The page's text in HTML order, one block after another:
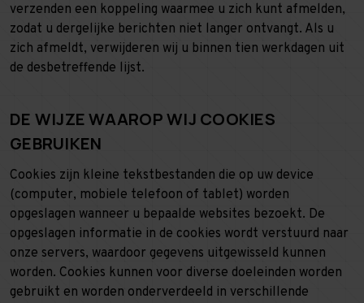
verzenden een koppeling waarmee u zich kunt afmelden,
zodat u dergelijke berichten niet langer ontvangt. Als u
zich afmeldt, verwijderen wij u binnen tien werkdagen uit
de desbetreffende lijst.
DE WIJZE WAAROP WIJ COOKIES
GEBRUIKEN
Cookies zijn kleine tekstbestanden die op uw device
(computer, mobiele telefoon of tablet) worden
opgeslagen wanneer u bepaalde websites bezoekt. De
opgeslagen informatie in de cookies wordt verstuurd naar
onze servers, waardoor gegevens uitgewisseld kunnen
worden. Cookies kunnen voor diverse doeleinden worden
gebruikt en worden onderverdeeld in verschillende